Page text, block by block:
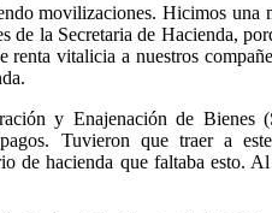
movilizaciones. Hicimos una
de la Secretaria de Hacienda,
renta vitalicia a nuestros
y Enajenación de Bienes
Tuvieron que traer a
de hacienda que faltaba esto.